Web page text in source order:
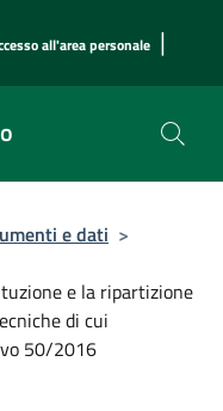
all'area personale |
e dati >
e la ripartizione
di cui
50/2016